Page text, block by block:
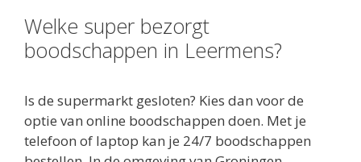
Welke super bezorgt
boodschappen in Leermens?
Is de supermarkt gesloten? Kies dan voor de
optie van online boodschappen doen. Met je
telefoon of laptop kan je 24/7 boodschappen